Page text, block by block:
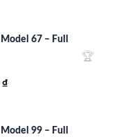
67 – Full
₫.
₫
là:
🏆
99 – Full